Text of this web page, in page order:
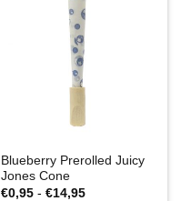
Blueberry Prerolled Juicy
Jones Cone
€0,95 - €14,95Rango